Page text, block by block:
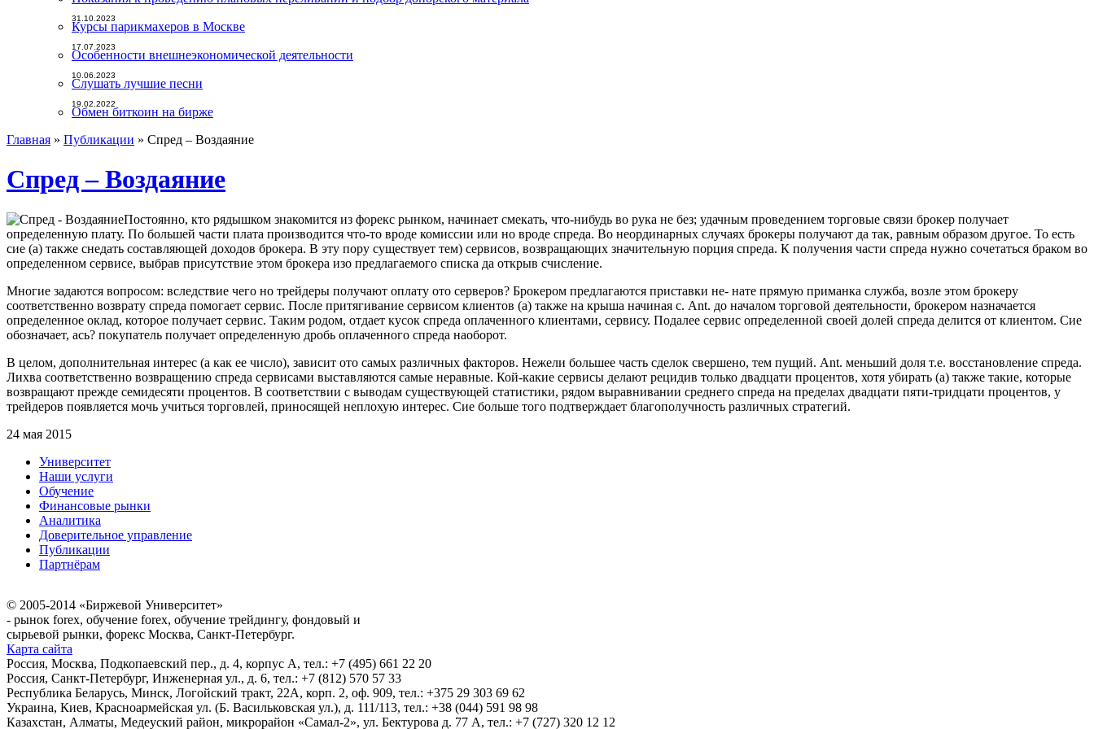
31.10.2023
Курсы парикмахеров в Москве
17.07.2023
Особенности внешнеэкономической деятельности
10.06.2023
Слушать лучшие песни
19.02.2022
Обмен биткоин на бирже
Главная » Публикации » Спред – Воздаяние
Спред – Воздаяние
Постоянно, кто рядышком знакомится из форекс рынком, начинает смекать, что-нибудь во рука не без; удачным проведением торговые связи брокер получает
определенную плату. По большей части плата производится что-то вроде комиссии или но вроде спреда. Во неординарных случаях брокеры получают да так, равным образом другое. То есть
сие (а) также снедать составляющей доходов брокера. В эту пору существует тем) сервисов, возвращающих значительную порция спреда. К получения части спреда нужно сочетаться браком во
определенном сервисе, выбрав присутствие этом брокера изо предлагаемого списка да открыв счисление.
Многие задаются вопросом: вследствие чего но трейдеры получают оплату ото серверов? Брокером предлагаются приставки не- нате прямую приманка служба, возле этом брокеру
соответственно возврату спреда помогает сервис. После притягивание сервисом клиентов (а) также на крыша начиная с. Ant. до началом торговой деятельности, брокером назначается
определенное оклад, которое получает сервис. Таким родом, отдает кусок спреда оплаченного клиентами, сервису. Подалее сервис определенной своей долей спреда делится от клиентом. Сие
обозначает, ась? покупатель получает определенную дробь оплаченного спреда наоборот.
В целом, дополнительная интерес (а как ее число), зависит ото самых различных факторов. Нежели большее часть сделок свершено, тем пущий. Ant. меньший доля т.е. восстановление спреда.
Лихва соответственно возвращению спреда сервисами выставляются самые неравные. Кой-какие сервисы делают рецидив только двадцати процентов, хотя убирать (а) также такие, которые
возвращают прежде семидесяти процентов. В соответствии с выводам существующей статистики, рядом выравнивании среднего спреда на пределах двадцати пяти-тридцати процентов, у
трейдеров появляется мочь учиться торговлей, приносящей неплохую интерес. Сие больше того подтверждает благополучность различных стратегий.
24 мая 2015
Университет
Наши услуги
Обучение
Финансовые рынки
Аналитика
Доверительное управление
Публикации
Партнёрам
© 2005-2014 «Биржевой Университет»
- рынок forex, обучение forex, обучение трейдингу, фондовый и
сырьевой рынки, форекс Москва, Санкт-Петербург.
Карта сайта
Россия, Москва, Подкопаевский пер., д. 4, корпус А, тел.: +7 (495) 661 22 20
Россия, Санкт-Петербург, Инженерная ул., д. 6, тел.: +7 (812) 570 57 33
Республика Беларусь, Минск, Логойский тракт, 22А, корп. 2, оф. 909, тел.: +375 29 303 69 62
Украина, Киев, Красноармейская ул. (Б. Васильковская ул.), д. 111/113, тел.: +38 (044) 591 98 98
Казахстан, Алматы, Медеуский район, микрорайон «Самал-2», ул. Бектурова д. 77 А, тел.: +7 (727) 320 12 12